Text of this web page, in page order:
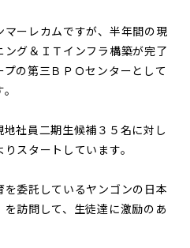
ーレカムですが、半年間の現
グ＆ＩＴインフラ構築が完了
の第三ＢＰＯセンターとして
社員二期生候補３５名に対し
スタートしています。
委託しているヤンゴンの日本
訪問して、生徒達に激励のあ